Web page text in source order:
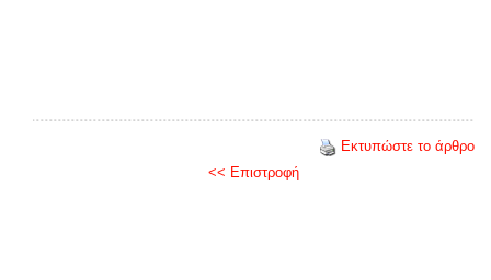
Εκτυπώστε το άρθρο
<< Επιστροφή